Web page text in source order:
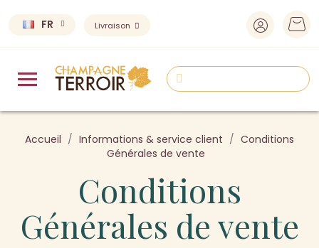
FR Livraison
Accueil Informations & service client
Conditions
Générales de vente
Conditions
Générales de vente